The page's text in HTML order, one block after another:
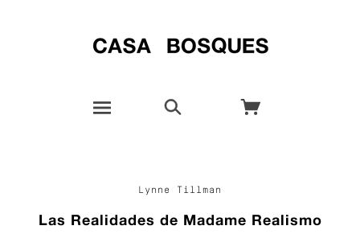
Lynne Tillman
Las Realidades de Madame Realismo